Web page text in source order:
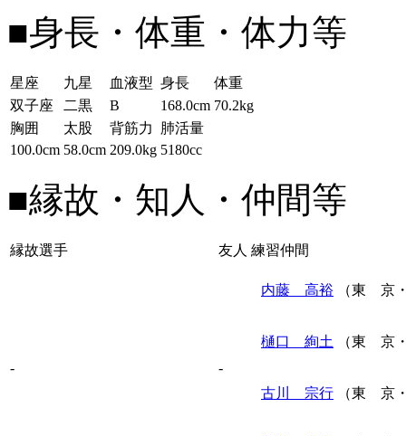
■身長・体重・体力等
星座 九星 血液型 身長
体重
双子座
二黒 B 168.0cm 70.2kg
胸囲
太股 背筋力
肺活量
100.0cm 58.0cm 209.0kg 5180cc
■縁故・知人・仲間等
縁故選手 友人 練習仲間
- -
内藤 高裕 （東 京
樋口 絢土 （東 京
古川 宗行 （東 京